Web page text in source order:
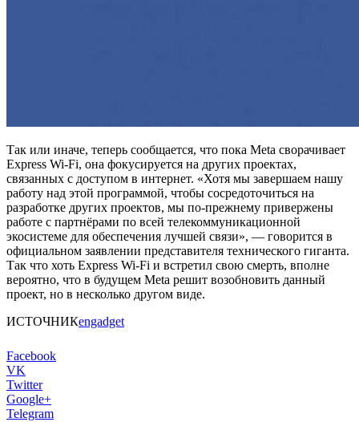
Так или иначе, теперь сообщается, что пока Meta сворачивает
Express Wi-Fi, она фокусируется на других проектах,
связанных с доступом в интернет. «Хотя мы завершаем нашу
работу над этой программой, чтобы сосредоточиться на
разработке других проектов, мы по-прежнему привержены
работе с партнёрами по всей телекоммуникационной
экосистеме для обеспечения лучшей связи», — говорится в
официальном заявлении представителя технического гиганта.
Так что хоть Express Wi-Fi и встретил свою смерть, вполне
вероятно, что в будущем Meta решит возобновить данный
проект, но в несколько другом виде.
ИСТОЧНИКengadget
Facebook
VK
Twitter
Google+
Telegram